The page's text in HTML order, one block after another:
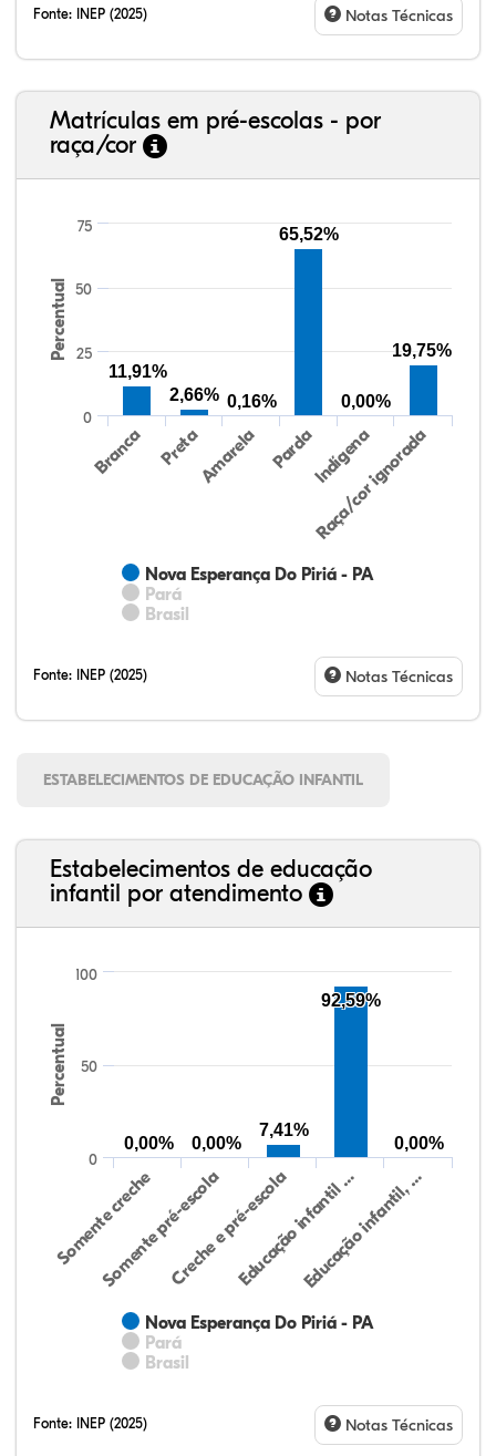
Fonte: INEP (2025) Notas Técnicas
Matrículas em pré-escolas - por
raça/cor
Percentual
Nova Esperança Do Piriá - PA
Pará
Brasil
Branca PretaAmarela PardaIndígena
Raça/cor ignorada
0
25
50
75
11,91%
2,66% 0,16%
65,52%
0,00%
19,75%
Fonte: INEP (2025) Notas Técnicas
ESTABELECIMENTOS DE EDUCAÇÃO INFANTIL
Estabelecimentos de educação
infantil por atendimento
Percentual
Nova Esperança Do Piriá - PA
Pará
Brasil
Somente creche
Somente pré-escolaCreche e pré-escolaEducação infantil …
Educação infantil, …
0
50
100
0,00% 0,00%
7,41%
92,59%
0,00%
Fonte: INEP (2025) Notas Técnicas
18,01%
1,77%
0,11%
74,92%
2,54%
2,65%
38,40%
3,47%
0,13%
50,15%
2,37%
5,48%